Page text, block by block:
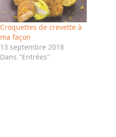
Croquettes de crevette à
ma façon
13 septembre 2018
Dans "Entrées"